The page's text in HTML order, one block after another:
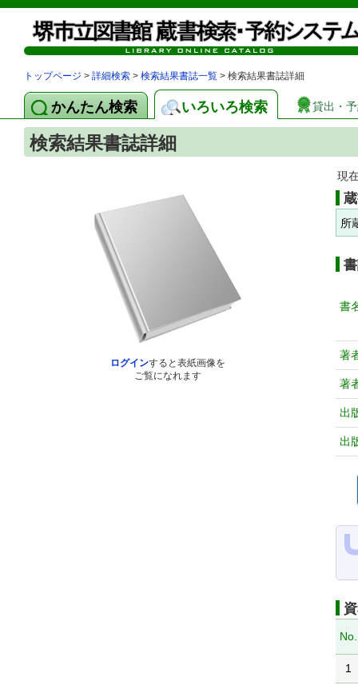
トップページ > 詳細検索 > 検索結果書誌一覧 > 検索結果書誌詳細
かんたん検索 いろいろ検索 貸出・
検索結果書誌詳細
ログインすると表紙画像を
ご覧になれます
現
所
書
著
著
出
出
No.
1